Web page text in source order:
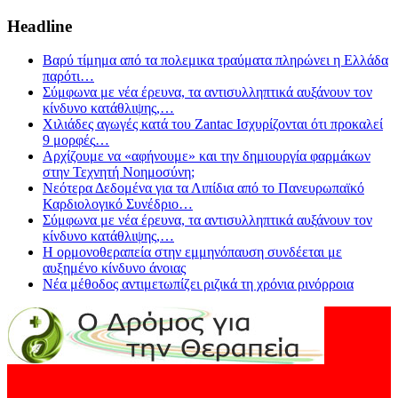
Headline
Βαρύ τίμημα από τα πολεμικα τραύματα πληρώνει η Ελλάδα
παρότι…
Σύμφωνα με νέα έρευνα, τα αντισυλληπτικά αυξάνουν τον
κίνδυνο κατάθλιψης,…
Χιλιάδες αγωγές κατά του Zantac Ισχυρίζονται ότι προκαλεί
9 μορφές…
Αρχίζουμε να «αφήνουμε» και την δημιουργία φαρμάκων
στην Τεχνητή Νοημοσύνη;
Νεότερα Δεδομένα για τα Λιπίδια από το Πανευρωπαϊκό
Καρδιολογικό Συνέδριο…
Σύμφωνα με νέα έρευνα, τα αντισυλληπτικά αυξάνουν τον
κίνδυνο κατάθλιψης,…
Η ορμονοθεραπεία στην εμμηνόπαυση συνδέεται με
αυξημένο κίνδυνο άνοιας
Νέα μέθοδος αντιμετωπίζει ριζικά τη χρόνια ρινόρροια